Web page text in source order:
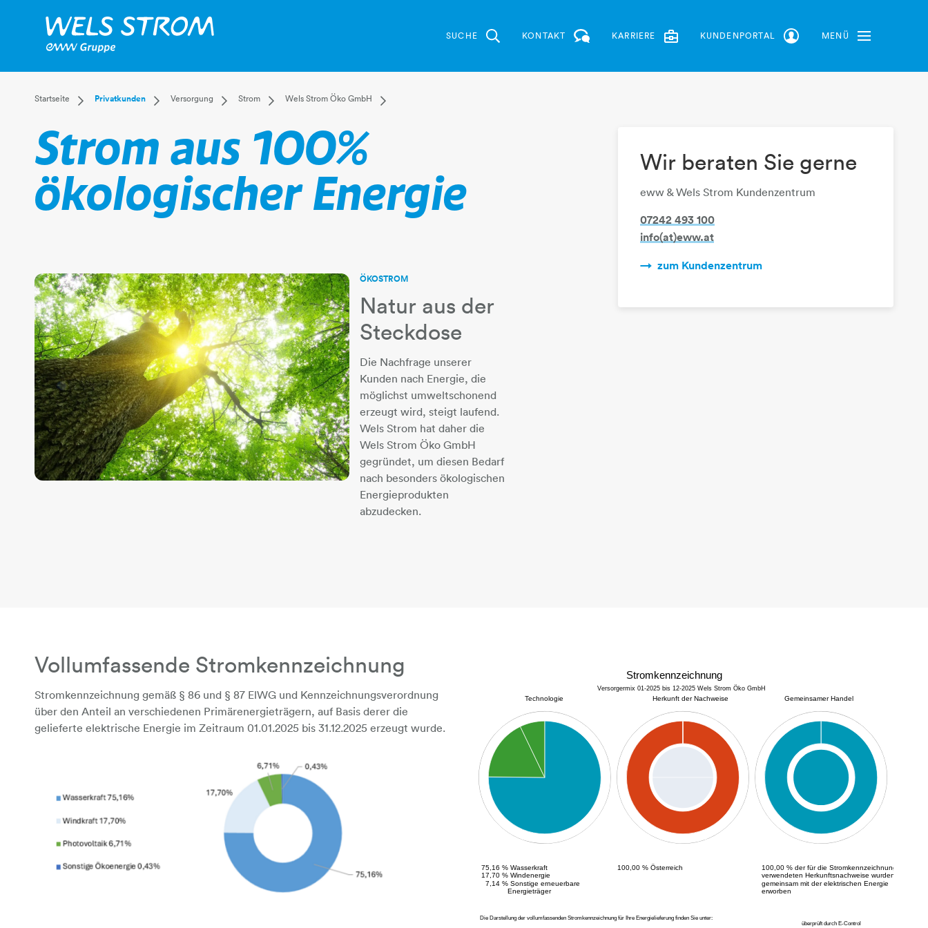
SUCHE KONTAKT KARRIERE KUNDENPORTAL MENÜ
Toggle Navbar
Startseite
Dropdown Startseite
Mehr
Privatkunden
Dropdown Privatkunden
Kundenservice
Versorgung
Dropdown Versorgung
Fernwärme
Abwasser
Strom
Dropdown Strom
Strom anmelden
Stromtarife
Wels Strom Öko GmbH
Kraftwerk Traunleiten
FAQ
Wels Strom Öko GmbH
Dropdown Wels Strom Öko GmbH
Strom aus 100%
ökologischer Energie
​​​​​​​ÖKOSTROM
Natur aus der
Steckdose
Die Nachfrage unserer
Kunden nach Energie, die
möglichst umweltschonend
erzeugt wird, steigt laufend.
Wels Strom hat daher die
Wels Strom Öko GmbH
gegründet, um diesen Bedarf
nach besonders ökologischen
Energieprodukten
abzudecken.
Wir beraten Sie gerne
eww & Wels Strom Kundenzentrum
07242 493 100
info(at)eww.at
zum Kundenzentrum
Vollumfassende Stromkennzeichnung
Stromkennzeichnung gemäß § 86 und § 87 ElWG und Kennzeichnungsverordnung
über den Anteil an verschiedenen Primärenergieträgern, auf Basis derer die
gelieferte elektrische Energie im Zeitraum 01.01.2025 bis 31.12.2025 erzeugt wurde.